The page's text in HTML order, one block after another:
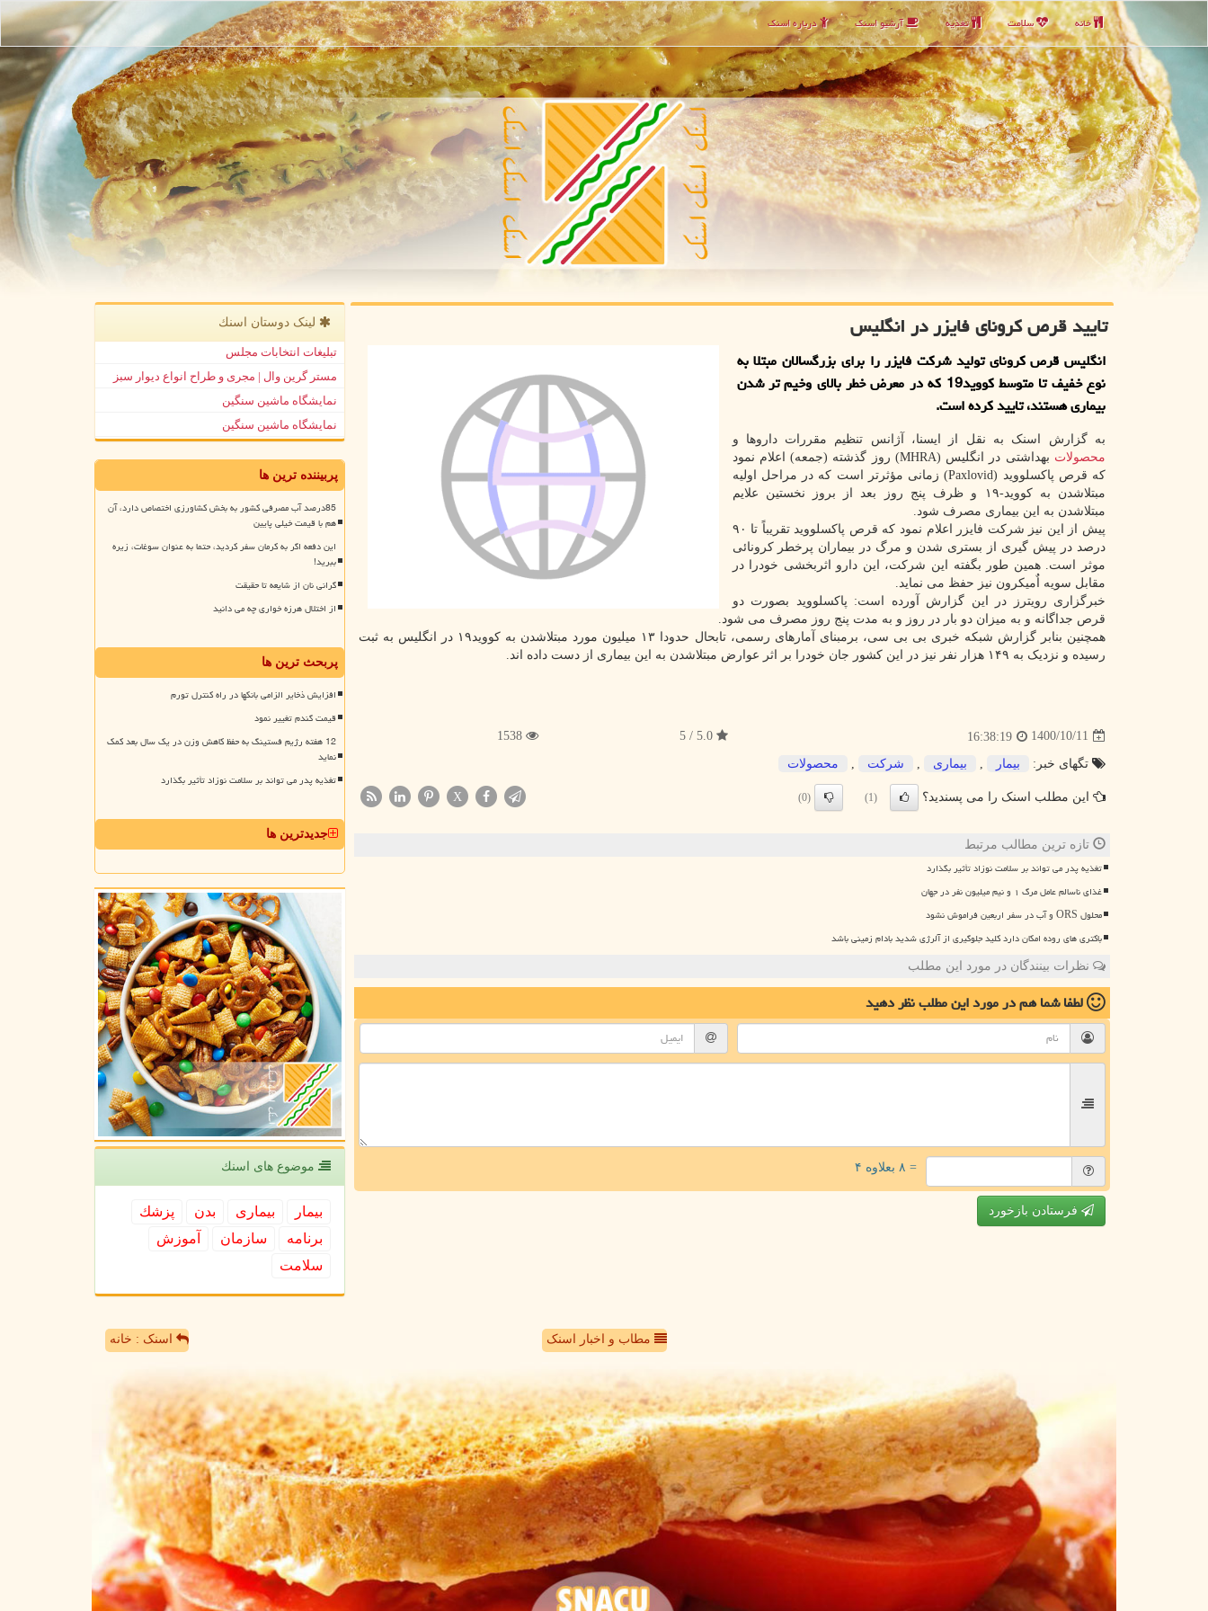
خانه سلامت تغذیه آرشیو اسنك درباره اسنك
تایید قرص کرونای فایزر در انگلیس
انگلیس قرص کرونای تولید شرکت فایزر را برای بزرگسالان مبتلا به
نوع خفیف تا متوسط​​ کووید19 که در معرض خطر بالای وخیم تر شدن
بیماری هستند، تایید کرده است.
به گزارش اسنک به نقل از ایسنا، آژانس تنظیم مقررات داروها و
محصولات
بهداشتی در انگلیس (MHRA) روز گذشته (جمعه) اعلام نمود
که قرص پاکسلووید (Paxlovid) زمانی مؤثرتر است که در مراحل اولیه
مبتلاشدن به کووید-۱۹ و ظرف پنج روز بعد از بروز نخستین علایم
مبتلاشدن به این بیماری مصرف شود.
پیش از این نیز شرکت فایزر اعلام نمود که قرص پاکسلووید تقریباً تا ۹۰
درصد در پیش گیری از بستری شدن و مرگ در بیماران پرخطر کرونائی
موثر است. همین طور بگفته این شرکت، این دارو اثربخشی خودرا در
مقابل سویه اٌمیکرون نیز حفظ می نماید.
خبرگزاری رویترز در این گزارش آورده است: پاکسلووید بصورت دو
قرص جداگانه و به میزان دو بار در روز و به مدت پنج روز مصرف می شود.
همچنین بنابر گزارش شبکه خبری بی بی سی، برمبنای آمارهای رسمی، تابحال حدودا ۱۳ میلیون مورد مبتلاشدن به کووید۱۹ در انگلیس به ثبت
رسیده و نزدیک به ۱۴۹ هزار نفر نیز در این کشور جان خودرا بر اثر عوارض مبتلاشدن به این بیماری از دست داده اند.
1400/10/11
16:38:19
5.0 / 5
1538
تگهای خبر: بیمار بیماری شركت محصولات
این مطلب اسنک را می پسندید؟ (1)
(0)
X
تازه ترین مطالب مرتبط
تغذیه پدر می تواند بر سلامت نوزاد تأثیر بگذارد
غذای ناسالم عامل مرگ ۱ و نیم میلیون نفر در جهان
محلول ORS و آب در سفر اربعین فراموش نشود
باکتری های روده امکان دارد کلید جلوگیری از آلرژی شدید بادام زمینی باشد
نظرات بینندگان در مورد این مطلب
لطفا شما همدر مورد این مطلبنظر دهید
= ۸ بعلاوه ۴
فرستادن بازخورد
لینک دوستان اسنك
تبلیغات انتخابات مجلس
مستر گرین وال | مجری و طراح انواع دیوار سبز
نمایشگاه ماشین سنگین
نمایشگاه ماشین سنگین
پربیننده ترین ها
85درصد آب مصرفی کشور به بخش کشاورزی اختصاص دارد، آن
هم با قیمت خیلی پایین
این دفعه اگر به کرمان سفر کردید، حتما به عنوان سوغات، زیره
ببرید!
گرانی نان از شایعه تا حقیقت
از اختلال هرزه خواری چه می دانید
پربحث ترین ها
افزایش ذخایر الزامی بانکها در راه کنترل تورم
قیمت گندم تغییر نمود
12 هفته رژیم فستینگ به حفظ کاهش وزن در یک سال بعد کمک
نماید
تغذیه پدر می تواند بر سلامت نوزاد تأثیر بگذارد
جدیدترین ها
موضوع های اسنك
بیمار بیماری بدن
پزشك
برنامه
سازمان
آموزش
سلامت
مطاب و اخبار اسنک اسنک : خانه